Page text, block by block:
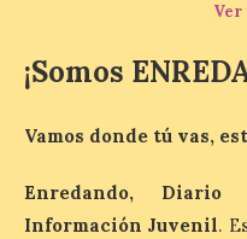
La
media
León’, podrá visitarse
mes de noviembre, con […]
Ver
¡Somos
Vamos donde tú vas,
Enredando,
Información Juvenil.